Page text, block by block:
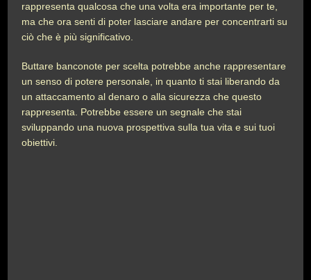
rappresenta qualcosa che una volta era importante per te,
ma che ora senti di poter lasciare andare per concentrarti su
ciò che è più significativo.
Buttare banconote per scelta potrebbe anche rappresentare
un senso di potere personale, in quanto ti stai liberando da
un attaccamento al denaro o alla sicurezza che questo
rappresenta. Potrebbe essere un segnale che stai
sviluppando una nuova prospettiva sulla tua vita e sui tuoi
obiettivi.